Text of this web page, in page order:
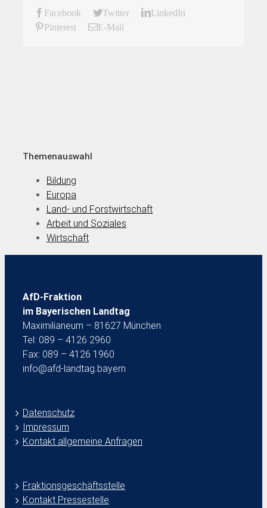
Facebook Twitter
LinkedIn
Pinterest
E-Mail
Themenauswahl
Bildung
Europa
Land- und Forstwirtschaft
Arbeit und Soziales
Wirtschaft
AfD-Fraktion
im Bayerischen Landtag
Maximilianeum – 81627 München
Tel: 089 – 4126 2960
Fax: 089 – 4126 1960
info@afd-landtag.bayern
Datenschutz
Impressum
Kontakt allgemeine Anfragen
Fraktionsgeschäftsstelle
Kontakt Pressestelle